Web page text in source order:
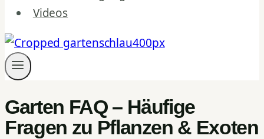
Videos
Garten FAQ – Häufige
Fragen zu Pflanzen & Exoten